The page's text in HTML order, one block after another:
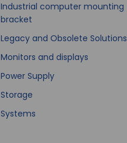
Industrial computer mounting
bracket
Legacy and Obsolete Solutions
Monitors and displays
Power Supply
Storage
Systems